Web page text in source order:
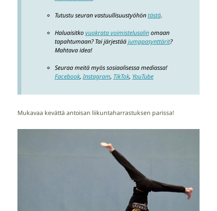
Tutustu seuran vastuullisuustyöhöntästä.
Haluaisitkovuokrata voimistelusalinomaan
tapahtumaan? Tai järjestääjumppasynttärit?
Mahtava idea!
Seuraa meitä myös sosiaalisessa mediassa!
Facebook, Instagram, TikTok, YouTube
Mukavaa kevättä antoisan liikuntaharrastuksen parissa!